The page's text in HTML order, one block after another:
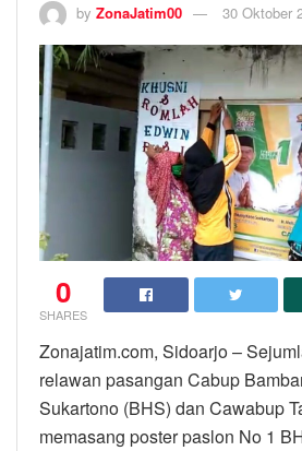
by ZonaJatim00 30 Oktober
0
SHARES
Zonajatim.com, Sidoarjo –
relawan pasangan Cabup
Sukartono (BHS) dan Cawabup
memasang poster paslon No 1